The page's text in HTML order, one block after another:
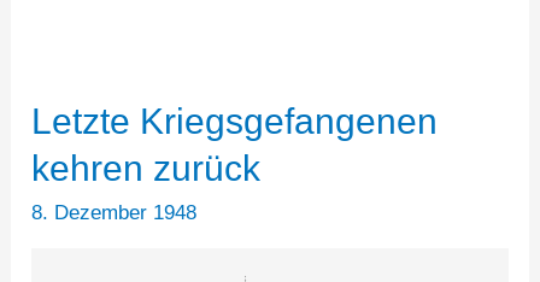
Letzte Kriegsgefangenen
kehren zurück
8. Dezember 1948